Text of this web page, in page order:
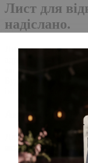
Лист для
надіслано.
Лист із
адресу
запису, доставка
Будь ласка,
Акаунт
Для завершення
який було